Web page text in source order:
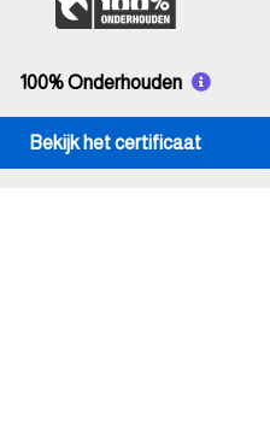
100% Onderhouden
Bekijk het certificaat